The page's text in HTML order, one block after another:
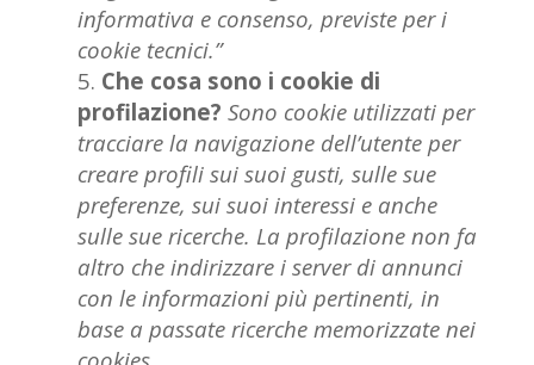
informativa e consenso, previste per i
cookie tecnici.”
Che cosa sono i cookie di
profilazione? Sono cookie utilizzati per
tracciare la navigazione dell’utente per
creare profili sui suoi gusti, sulle sue
preferenze, sui suoi interessi e anche
sulle sue ricerche. La profilazione non fa
altro che indirizzare i server di annunci
con le informazioni più pertinenti, in
base a passate ricerche memorizzate nei